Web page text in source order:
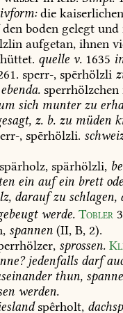
die
den boden gelegt und
aufgetan, ihnen
quelle v. 1635
sperr-, spērhölzli
ebenda. sperrhölzchen
sich munterzu
z. b. zu müden
, spērhölzli.
spärholz, spärhölzli,
ein aufein brett
daraufzu schlagen,
werde. Tobler
, spannen(II,B,2).
sprossen.
jedenfalls darf
thun,
werden.
spêrholt,